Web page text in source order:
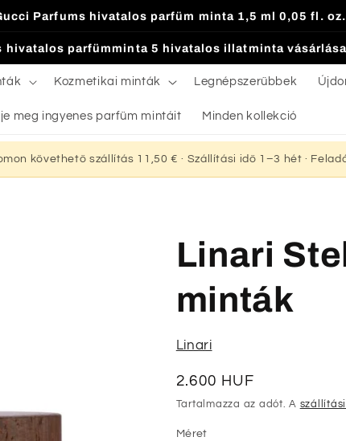
Parfums hivatalos parfüm minta 1,5 ml 0,05 fl.
hivatalos parfümminta 5 hivatalos illatminta
Kozmetikai minták Legnépszerűbbek
meg ingyenes parfüm mintáit Minden kollekció
követhető szállítás 11,50 € · Szállítási idő 1–3 hét ·
Linari
minták
Linari
Normál
ár
2.600 HUF
Tartalmazza az adót. A
Méret